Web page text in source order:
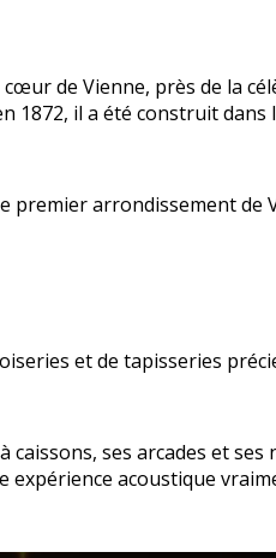
de Vienne, près de la
il a été construit
premier arrondissement
et de tapisseries
ses arcades et
expérience acoustique